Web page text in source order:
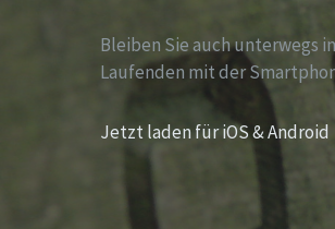
Bleiben Sie auch unterwegs
Laufenden mit der
Jetzt laden für iOS & Android